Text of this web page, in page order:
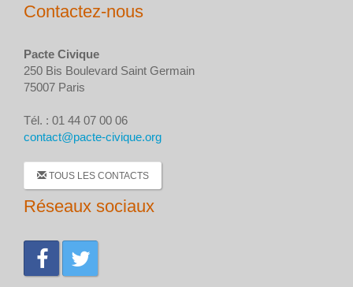
Contactez-nous
Pacte Civique
250 Bis Boulevard Saint Germain
75007 Paris
Tél. : 01 44 07 00 06
contact@pacte-civique.org
TOUS LES CONTACTS
Réseaux sociaux